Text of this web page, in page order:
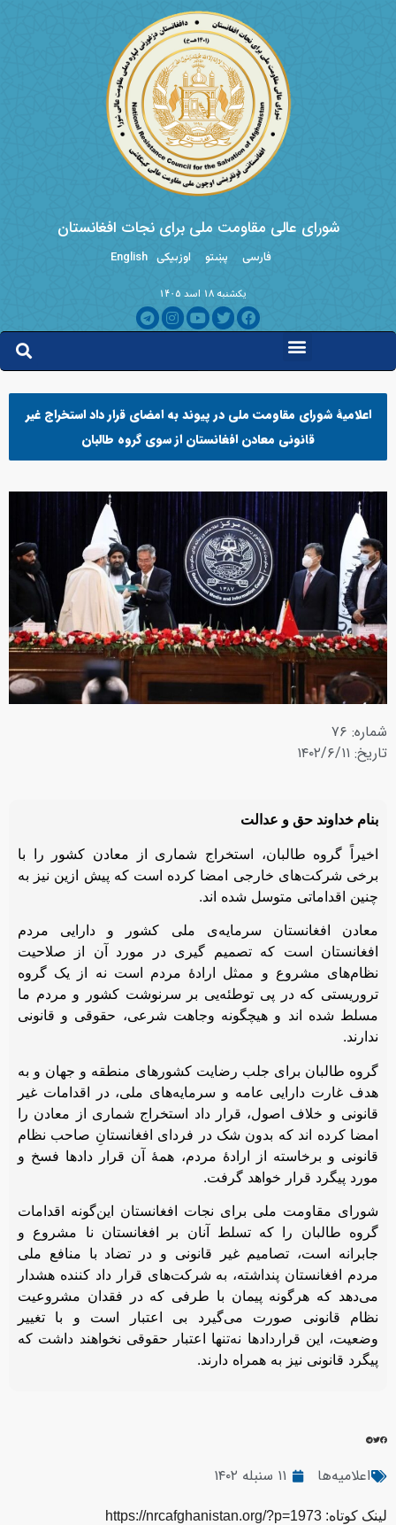
شورای عالی مقاومت ملی برای نجات افغانستان
فارسی پښتو اوزبیکی English
یکشنبه ۱۸ اسد ۱۴۰۵
اعلامیۀ شورای مقاومت ملی در پیوند به امضای قرار داد استخراج غیر
قانونی معادن افغانستان از سوی گروه طالبان
شماره: ۷۶
تاریخ: ۱۴۰۲/۶/۱۱
بنام خداوند حق و عدالت
اخیراً گروه طالبان، استخراج شماری از معادن کشور را با
برخی شرکت‌های خارجی امضا کرده است که پیش ازین نیز به
چنین اقداماتی متوسل شده اند.
معادن افغانستان سرمایه‌‌ی ملی کشور و دارایی مردم
افغانستان است که تصمیم گیری در مورد آن از صلاحیت
نظام‌های مشروع و ممثل ارادۀ مردم است نه از یک گروه
تروریستی که در پی توطئه‌‌یی بر سرنوشت کشور و مردم ما
مسلط شده اند و هیچگونه وجاهت شرعی، حقوقی و قانونی
ندارند.
گروه طالبان برای جلب رضایت کشورهای منطقه و جهان و به
هدف غارت دارایی عامه و سرمایه‌های ملی، در اقدامات غیر
قانونی و خلاف اصول، قرار داد استخراج شماری از معادن را
امضا کرده اند که بدون شک در فردای افغانستانِ صاحب نظام
قانونی و برخاسته از ارادۀ مردم، همۀ آن قرار دادها فسخ و
مورد پیگرد قرار خواهد گرفت.
شورای مقاومت ملی برای نجات افغانستان این‌گونه اقدامات
گروه طالبان را که تسلط آنان بر افغانستان نا مشروع و
جابرانه است، تصامیم غیر قانونی و در تضاد با منافع ملی
مردم افغانستان پنداشته، به شرکت‌های قرار داد کننده هشدار
می‌دهد که هرگونه پیمان با طرفی که در فقدان مشروعیت
نظام قانونی صورت می‌گیرد بی اعتبار است و با تغییر
وضعیت، این قراردادها نه‌تنها اعتبار حقوقی نخواهند داشت که
پیگرد قانونی نیز به همراه دارند.
اعلامیه‌ها ۱۱ سنبله ۱۴۰۲
لینک کوتاه: https://nrcafghanistan.org/?p=1973